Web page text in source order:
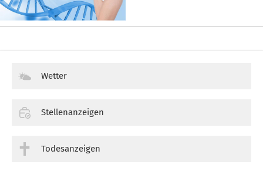
Wetter
Stellenanzeigen
Todesanzeigen